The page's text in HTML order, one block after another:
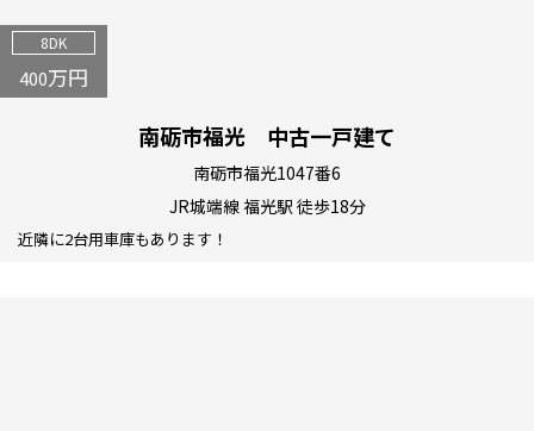
8DK
400万円
南砺市福光 中古一戸建て
南砺市福光1047番6
JR城端線 福光駅 徒歩18分
近隣に2台用車庫もあります！